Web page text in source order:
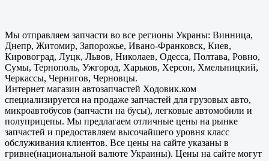
Мы отправляем запчасти во все регионы Украны: Винница,
Днепр, Житомир, Запорожье, Ивано-Франковск, Киев,
Кировоград, Луцк, Львов, Николаев, Одесса, Полтава, Ровно,
Сумы, Тернополь, Ужгород, Харьков, Херсон, Хмельницкий,
Черкассы, Чернигов, Черновцы.
Интернет магазин автозапчастей Ходовик.ком
специализируется на продаже запчастей для грузовых авто,
микроавтобусов (запчасти на бусы), легковые автомобили и
полуприцепы. Мы предлагаем отличные цены на рынке
запчастей и предоставляем высочайшего уровня класс
обслуживания клиентов. Все цены на сайте указаны в
гривне(национальной валюте Украины). Цены на сайте могут